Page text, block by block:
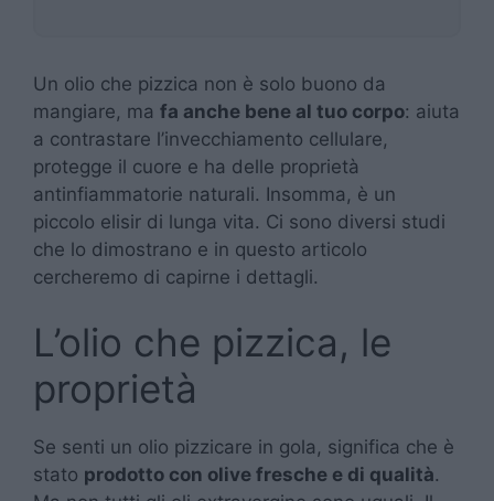
Un olio che pizzica non è solo buono da
mangiare, ma fa anche bene al tuo corpo: aiuta
a contrastare l’invecchiamento cellulare,
protegge il cuore e ha delle proprietà
antinfiammatorie naturali. Insomma, è un
piccolo elisir di lunga vita. Ci sono diversi studi
che lo dimostrano e in questo articolo
cercheremo di capirne i dettagli.
L’olio che pizzica, le
proprietà
Se senti un olio pizzicare in gola, significa che è
stato prodotto con olive fresche e di qualità.